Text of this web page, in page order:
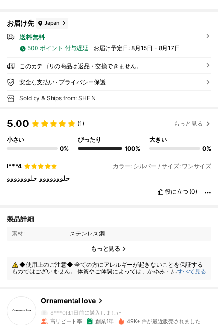
お届け先 Japan
送料無料
500 ポイント 付与遅延 お届け予定日: 8月15日 - 8月17日
このカテゴリの商品は返品・交換できません。
安全な支払い · プライバシー保護
Sold by & Ships from: SHEIN
5.00 (1) もっと見る
小さい
0%
ぴったり
100%
大きい
0%
l***4 カラー: シルバー / サイズ: ワンサイズ
حلووووووو حلووووووو
役に立つ (0)
製品詳細
素材: ステンレス鋼
もっと見る
◆使用上のご注意◆ 全ての方にアレルギーが起きないことを保証する
ものではございません。 体質やご体調によっては、かゆみ・かぶれが生じ
...すべて見る
Ornamental love
4K フォロワー
4.91 4K フォロワー
4.91
4K フォロワー
8***0は1日前に購入しました
高リピート率 創業1年 49K+ 件が最近販売されました